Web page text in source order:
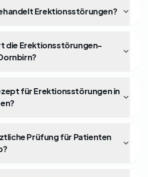
Erektionsstörungen?
die Erektionsstörungen-
für Erektionsstörungen in
Prüfung für Patienten